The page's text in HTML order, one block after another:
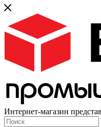
Интернет-магазин